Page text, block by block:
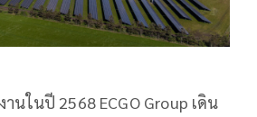
นในปี 2568 ECGO Group เดิน